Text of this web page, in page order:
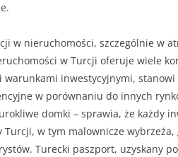
w nieruchomości, szczególnie w
w Turcji oferuje wiele
inwestycyjnymi,
w porównaniu do innych
domki – sprawia, że każdy
w tym malownicze wybrzeża,
Turecki paszport, uzyskany